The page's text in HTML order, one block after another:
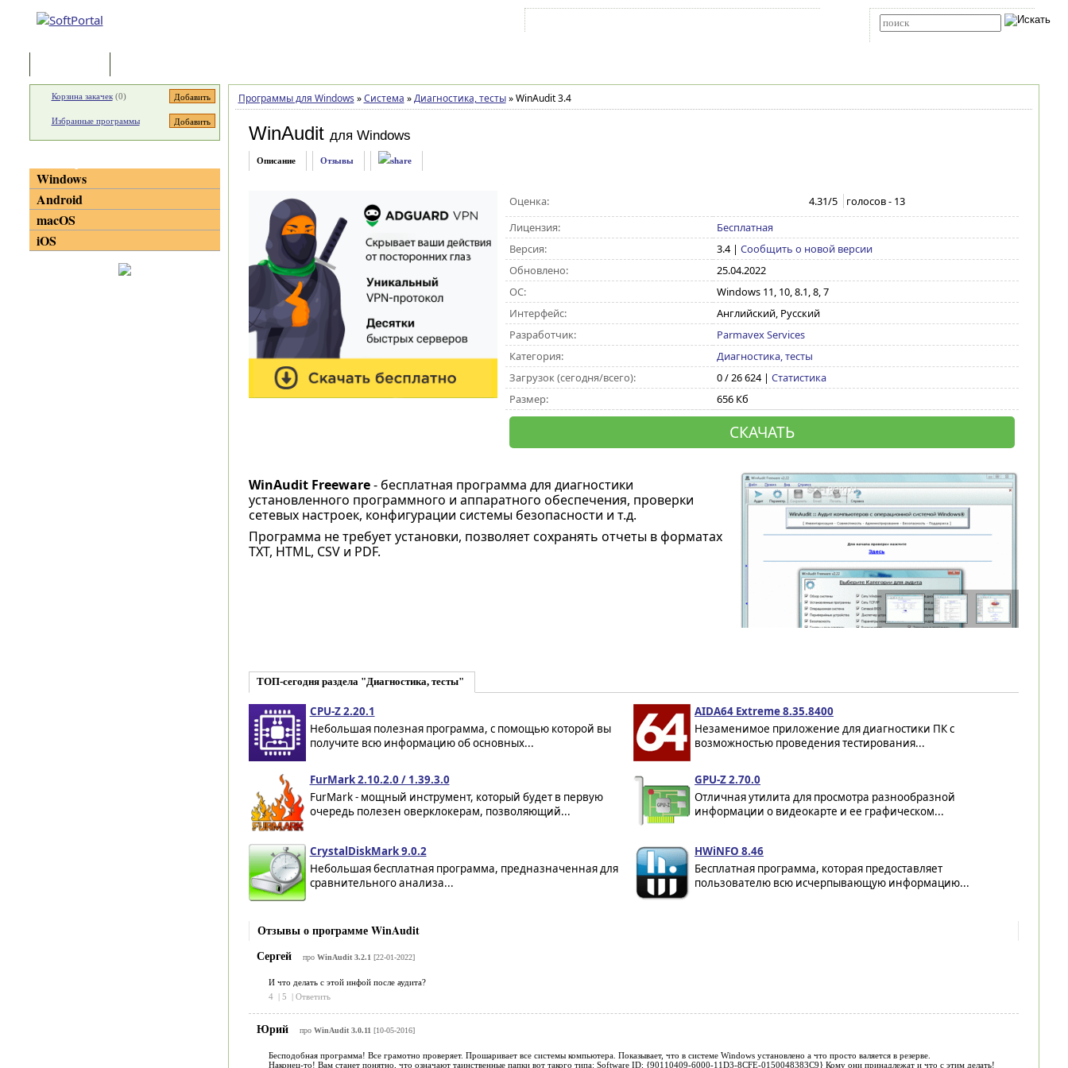
Программы для Windows » Система » Диагностика, тесты »WinAudit 3.4
WinAudit для Windows
Описание Отзывы
Оценка: 4.31/5 голосов - 13
Лицензия:
Бесплатная
Версия:
3.4| Сообщить о новой версии
Обновлено:
25.04.2022
ОС:
Windows 11, 10, 8.1, 8, 7
Интерфейс:
Английский, Русский
Разработчик:
Parmavex Services
Категория:
Диагностика, тесты
Загрузок (сегодня/всего):
0 / 26 624 | Статистика
Размер:
656 Кб
СКАЧАТЬ
WinAudit Freeware- бесплатная программа для диагностики
установленного программного и аппаратного обеспечения, проверки
сетевых настроек, конфигурации системы безопасности и т.д.
Программа не требует установки, позволяет сохранять отчеты в форматах
TXT, HTML, CSV и PDF.
ТОП-сегодня раздела "Диагностика, тесты"
CPU-Z 2.20.1
Небольшая полезная программа, с помощью которой вы
получите всю информацию об основных...
AIDA64 Extreme 8.35.8400
Незаменимое приложение для диагностики ПК с
возможностью проведения тестирования...
FurMark 2.10.2.0 / 1.39.3.0
FurMark - мощный инструмент, который будет в первую
очередь полезен оверклокерам, позволяющий...
GPU-Z 2.70.0
Отличная утилита для просмотра разнообразной
информации о видеокарте и ее графическом...
CrystalDiskMark 9.0.2
Небольшая бесплатная программа, предназначенная для
сравнительного анализа...
HWiNFO 8.46
Бесплатная программа, которая предоставляет
пользователю всю исчерпывающую информацию...
Отзывы о программе WinAudit
Сергей
про WinAudit 3.2.1 [22-01-2022]
И что делать с этой инфой после аудита?
4 | 5 | Ответить
Юрий про WinAudit 3.0.11 [10-05-2016]
Бесподобная программа! Все грамотно проверяет. Прошаривает все системы компьютера. Показывает, что в системе Windows установлено а что просто валяется в резерве.
Наконец-то! Вам станет понятно, что означают таинственные папки вот такого типа: Software ID; {90110409-6000-11D3-8CFE-0150048383C9} Кому они принадлежат и что с этим делать!
Корзина закачек(0)
Избранные программы
Windows
Android
macOS
iOS